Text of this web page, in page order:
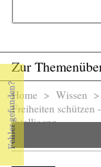
Zur
Sie sind
Home > Wissen >
Freiheiten schützen
Intelligenz